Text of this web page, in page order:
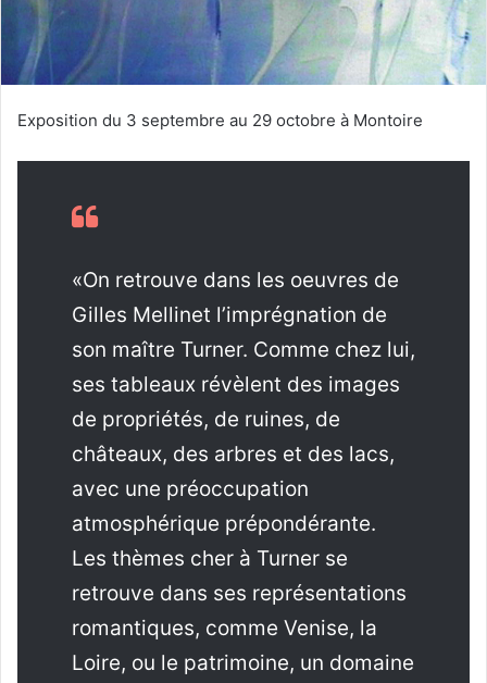
c
u
i
Exposition du 3 septembre au 29 octobre à Montoire
«On retrouve dans les oeuvres de
Gilles Mellinet l’imprégnation de
son maître Turner. Comme chez lui,
ses tableaux révèlent des images
de propriétés, de ruines, de
châteaux, des arbres et des lacs,
avec une préoccupation
atmosphérique prépondérante.
Les thèmes cher à Turner se
retrouve dans ses représentations
romantiques, comme Venise, la
Loire, ou le patrimoine, un domaine